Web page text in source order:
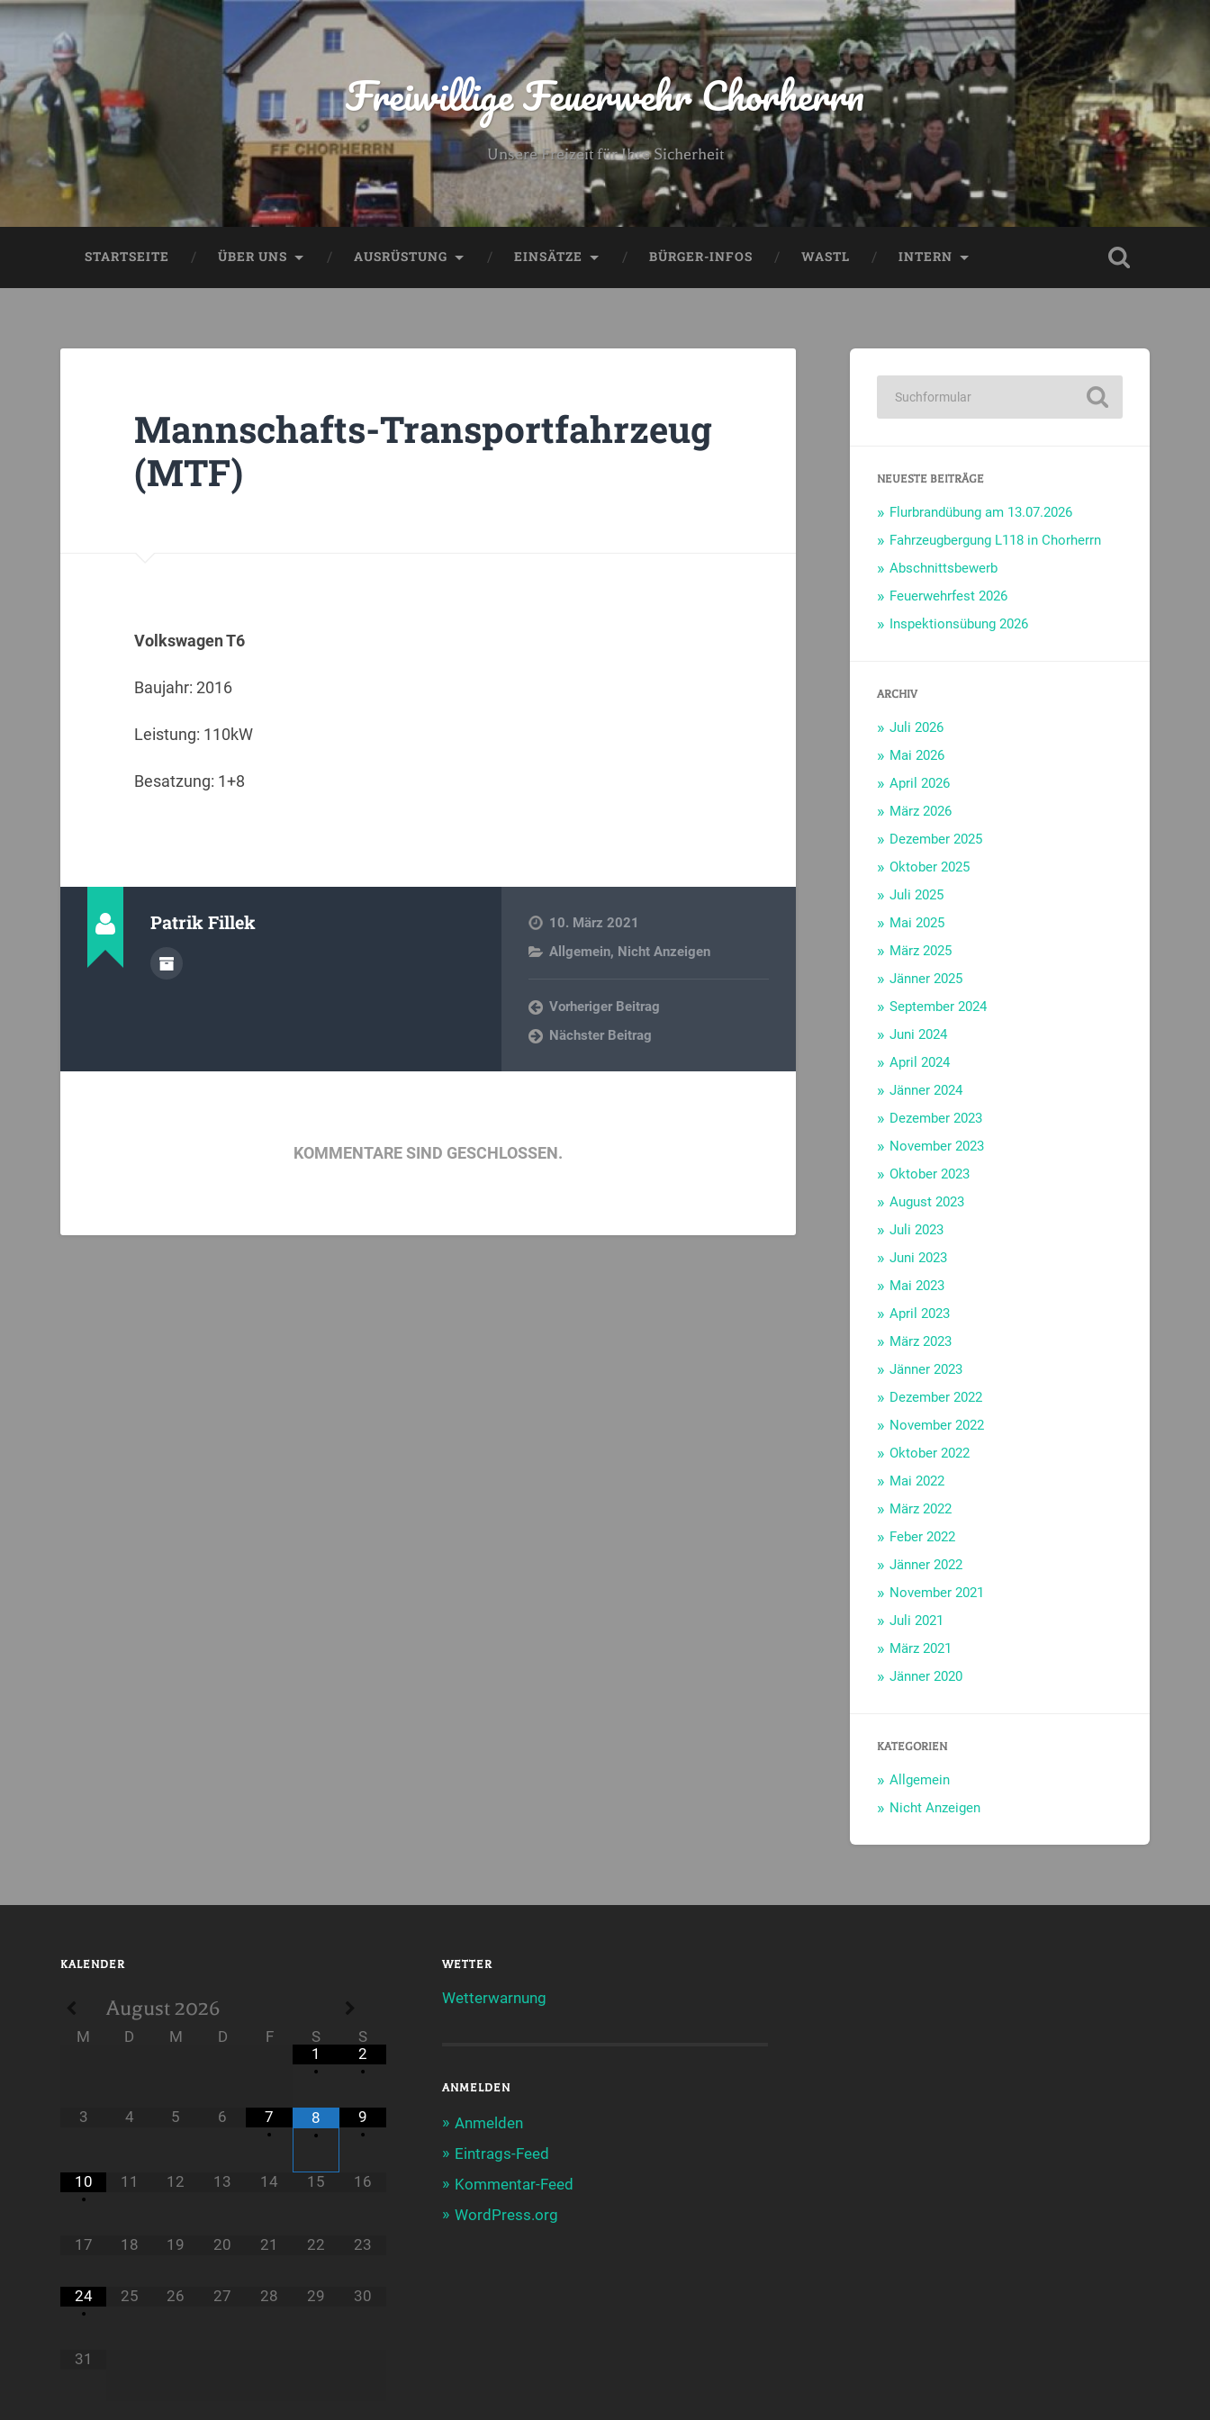
Freiwillige Feuerwehr Chorherrn
Unsere Freizeit für Ihre Sicherheit
STARTSEITE ÜBER UNS AUSRÜSTUNG EINSÄTZE BÜRGER-INFOS WASTL INTERN
Mannschafts-Transportfahrzeug
(MTF)
Volkswagen T6
Baujahr: 2016
Leistung: 110kW
Besatzung: 1+8
Patrik Fillek
10. März 2021
Allgemein, Nicht Anzeigen
Vorheriger Beitrag
Nächster Beitrag
KOMMENTARE SIND GESCHLOSSEN.
NEUESTE BEITRÄGE
Flurbrandübung am 13.07.2026
Fahrzeugbergung L118 in Chorherrn
Abschnittsbewerb
Feuerwehrfest 2026
Inspektionsübung 2026
ARCHIV
Juli 2026
Mai 2026
April 2026
März 2026
Dezember 2025
Oktober 2025
Juli 2025
Mai 2025
März 2025
Jänner 2025
September 2024
Juni 2024
April 2024
Jänner 2024
Dezember 2023
November 2023
Oktober 2023
August 2023
Juli 2023
Juni 2023
Mai 2023
April 2023
März 2023
Jänner 2023
Dezember 2022
November 2022
Oktober 2022
Mai 2022
März 2022
Feber 2022
Jänner 2022
November 2021
Juli 2021
März 2021
Jänner 2020
KATEGORIEN
Allgemein
Nicht Anzeigen
KALENDER
August 2026
M D M D F S
S
1
•
2
•
3 4 5 6
7
•
8
•
9
•
10
•
11 12 13 14 15 16
17 18 19 20 21 22 23
24
•
25 26 27 28 29 30
31
WETTER
Wetterwarnung
ANMELDEN
Anmelden
Eintrags-Feed
Kommentar-Feed
WordPress.org